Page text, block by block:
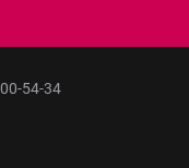
54-34